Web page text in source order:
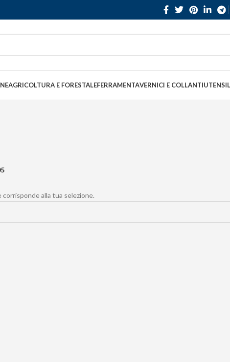
AGRICOLTURA E FORESTALEFERRAMENTAVERNICI E COLLANTI
alla tua selezione.